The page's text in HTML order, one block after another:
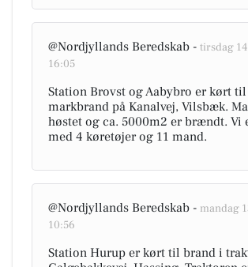
@Nordjyllands Beredskab - tirsdag
16:05
Station Brovst og Aabybro er kørt til
markbrand på Kanalvej, Vilsbæk.
høstet og ca. 5000m2 er brændt. Vi
med 4 køretøjer og 11 mand.
@Nordjyllands Beredskab - mandag
10:56
Station Hurup er kørt til brand i